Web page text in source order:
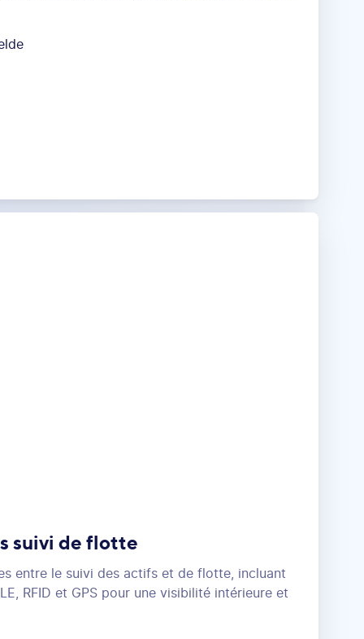
suivi de flotte
entre le suivi des actifs et de flotte, incluant
RFID et GPS pour une visibilité intérieure et